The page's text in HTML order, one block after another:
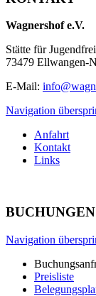
Wagnershof e.V.
Stätte für
73479 Ellwangen-
E-Mail:
Navigation
Anfahrt
Kontakt
Links
BUCHUNGEN
Navigation
Preisliste